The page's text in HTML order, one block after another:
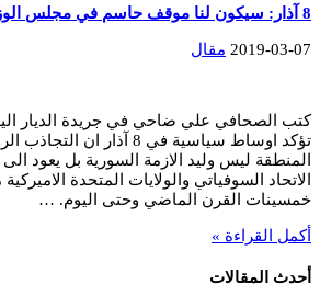
8 آذار: سيكون لنا موقف حاسم في مجلس الوزراء لتسليح الجيش
2019-03-07 مقال
تؤكد اوساط سياسية في 8
المنطقة ليس وليد الازمة السورية بل يعود
الاتحاد السوفياتي والولايات المتحدة
خمسينات القرن الماضي وحتى اليوم. …
أكمل القراءة »
أحدث المقالات